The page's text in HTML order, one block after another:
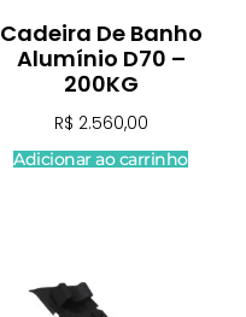
Cadeira De Banho
Alumínio D70 –
200KG
R$ 2.560,00
Adicionar ao carrinho